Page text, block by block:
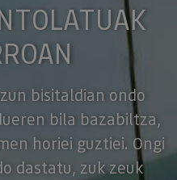
bisitaldian ondo
bila bazabiltza,
horiei guztiei. Ongi
dastatu, zuk zeuk